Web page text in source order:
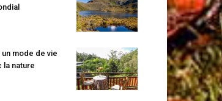
un mode de vie
la nature